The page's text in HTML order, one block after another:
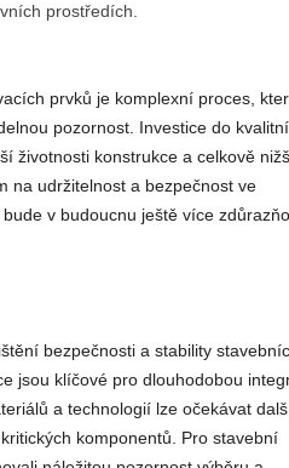
prostředích.
prvků je komplexní proces,
pozornost. Investice do
životnosti konstrukce a celkově
na udržitelnost a bezpečnost ve
v budoucnu ještě více
bezpečnosti a stability
jsou klíčové pro dlouhodobou
a technologií lze očekávat
komponentů. Pro stavební